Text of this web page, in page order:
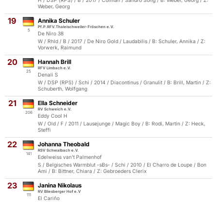
Weber, Georg
19
5
Annika Schuler
Pf.P.RFV.Thaleischweiler-Fröschen e.V.
De Niro 38
W / Rhld / B / 2017 / De Niro Gold / Laudabilis / B: Schuler, Annika / Z:
Vorwerk, Raimund
20
25
Hannah Brill
RFV Limbach e.V.
Denali S
W / DSP (RPS) / Schi / 2014 / Diacontinus / Granulit / B: Brill, Martin / Z:
Schuberth, Wolfgang
21
206
Ella Schneider
RV Schweich e.V.
Eddy Cool H
W / Old / F / 2011 / Lausejunge / Magic Boy / B: Rodi, Martin / Z: Heck,
Steffi
22
141
Johanna Theobald
RSV Schwalbach e.V.
Edelweiss van't Palmenhof
S / Belgisches Warmblut -sBs- / Schi / 2010 / El Charro de Loupe / Bon
Ami / B: Bittner, Chiara / Z: Gebroeders Clerix
23
111
Janina Nikolaus
RV Bliesberger Hof e.V
El Cariño